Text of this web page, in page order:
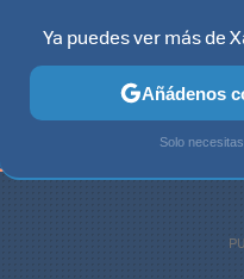
TELEVISORES
Ya puedes ver más de
Añádenos
Solo